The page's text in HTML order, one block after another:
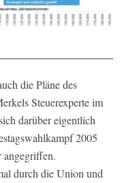
die Pläne des
Steuerexperte im
darüber eigentlich
2005
durch die Union und